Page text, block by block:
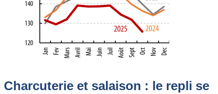
Charcuterie et salaison : le repli se